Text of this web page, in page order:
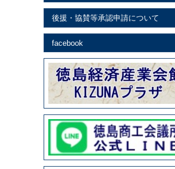
後援・協賛等承認申請について
facebook